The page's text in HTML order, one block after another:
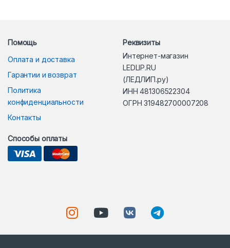
Помощь
Оплата и доставка
Гарантии и возврат
Политика
конфиденциальности
Контакты
Реквизиты
Интернет-магазин
LEDLIP.RU
(ЛЕДЛИП.ру)
ИНН 481306522304
ОГРН 319482700007208
Способы оплаты